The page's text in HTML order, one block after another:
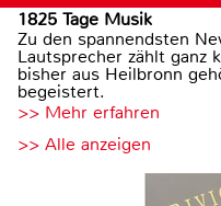
1825 Tage Musik
Zu den spannendsten
Lautsprecher zählt ganz
bisher aus Heilbronn
begeistert.
>> Mehr erfahren
>> Alle anzeigen